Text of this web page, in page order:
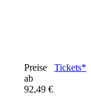
Preise
ab
92,49 €
Tickets*